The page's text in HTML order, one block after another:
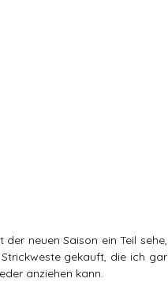
neuen Saison ein Teil sehe,
gekauft, die ich gar
anziehen kann.